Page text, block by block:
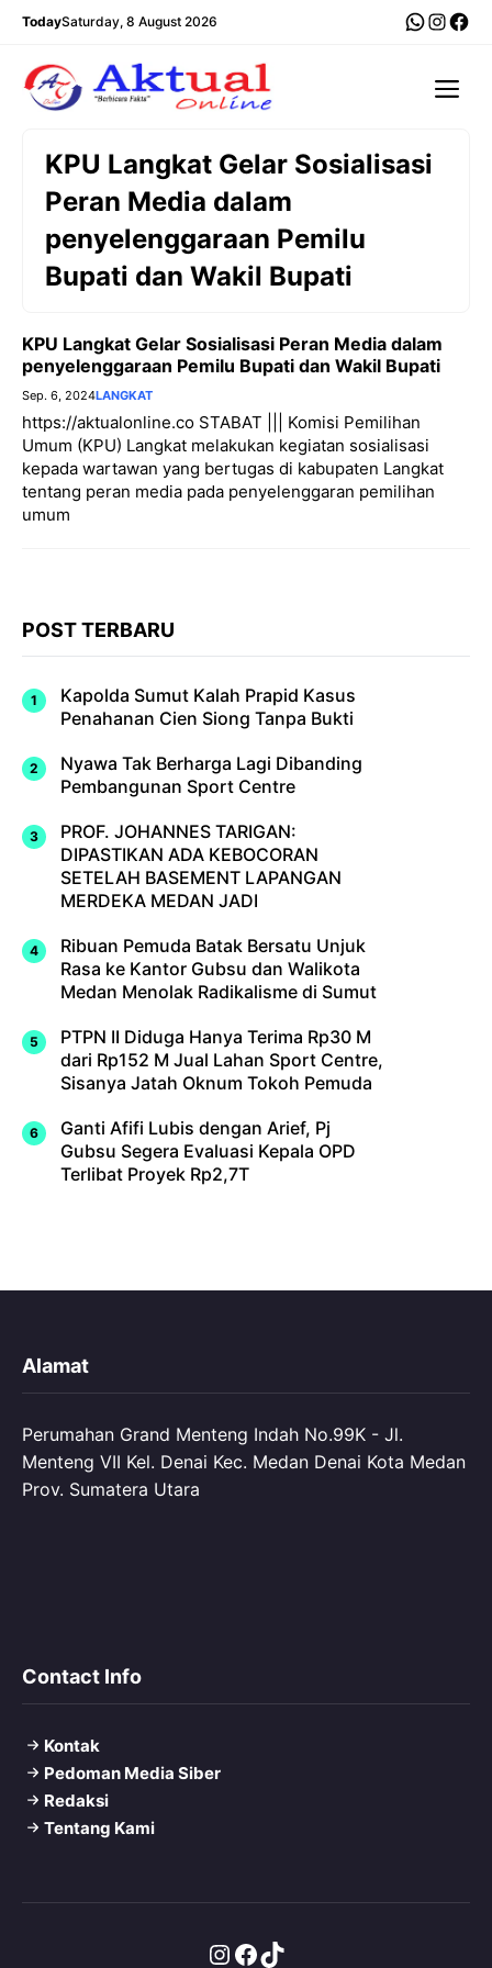
Langsung
TodaySaturday, 8 August 2026
KPU Langkat Gelar Sosialisasi
Peran Media dalam
penyelenggaraan Pemilu
Bupati dan Wakil Bupati
KPU Langkat Gelar Sosialisasi Peran Media dalam
penyelenggaraan Pemilu Bupati dan Wakil Bupati
Sep. 6, 2024LANGKAT
https://aktualonline.co STABAT ||| Komisi Pemilihan
Umum (KPU) Langkat melakukan kegiatan sosialisasi
kepada wartawan yang bertugas di kabupaten Langkat
tentang peran media pada penyelenggaran pemilihan
umum
POST TERBARU
Kapolda Sumut Kalah Prapid Kasus
Penahanan Cien Siong Tanpa Bukti
Nyawa Tak Berharga Lagi Dibanding
Pembangunan Sport Centre
PROF. JOHANNES TARIGAN:
DIPASTIKAN ADA KEBOCORAN
SETELAH BASEMENT LAPANGAN
MERDEKA MEDAN JADI
Ribuan Pemuda Batak Bersatu Unjuk
Rasa ke Kantor Gubsu dan Walikota
Medan Menolak Radikalisme di Sumut
PTPN II Diduga Hanya Terima Rp30 M
dari Rp152 M Jual Lahan Sport Centre,
Sisanya Jatah Oknum Tokoh Pemuda
Ganti Afifi Lubis dengan Arief, Pj
Gubsu Segera Evaluasi Kepala OPD
Terlibat Proyek Rp2,7T
Alamat
Perumahan Grand Menteng Indah No.99K - Jl.
Menteng VII Kel. Denai Kec. Medan Denai Kota Medan
Prov. Sumatera Utara
Contact Info
Kontak
Pedoman Media Siber
Redaksi
Tentang Kami
Instagram
Facebook
TikTok